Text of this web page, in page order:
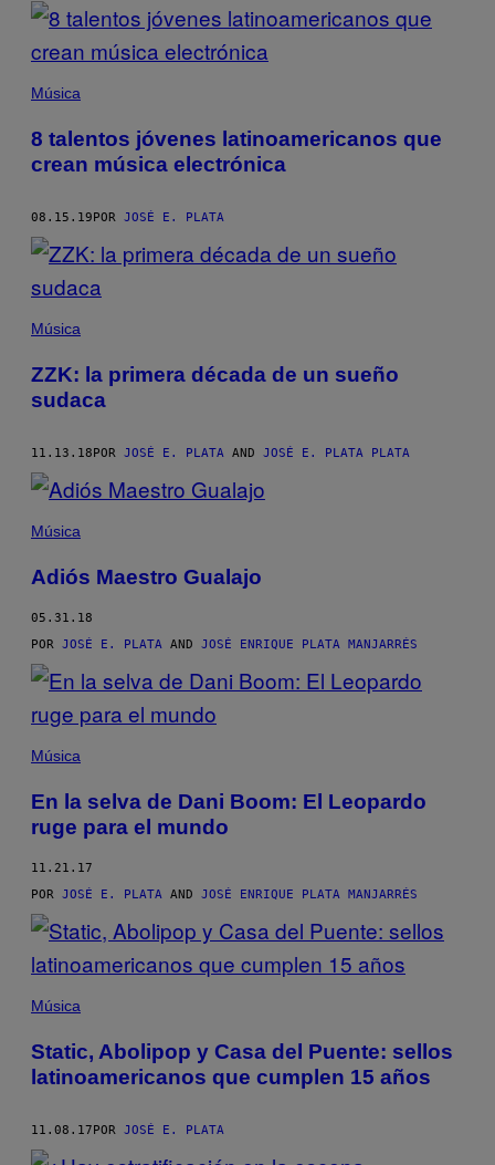
POSTS
BY
THIS
AUTHOR
Música
8 talentos jóvenes latinoamericanos que
crean música electrónica
08.15.19POR JOSÉ E. PLATA
Música
ZZK: la primera década de un sueño
sudaca
11.13.18POR JOSÉ E. PLATA AND JOSÉ E. PLATA PLATA
Música
Adiós Maestro Gualajo
05.31.18
POR JOSÉ E. PLATA AND JOSÉ ENRIQUE PLATA MANJARRÉS
Música
En la selva de Dani Boom: El Leopardo
ruge para el mundo
11.21.17
POR JOSÉ E. PLATA AND JOSÉ ENRIQUE PLATA MANJARRÉS
Música
Static, Abolipop y Casa del Puente: sellos
latinoamericanos que cumplen 15 años
11.08.17POR JOSÉ E. PLATA